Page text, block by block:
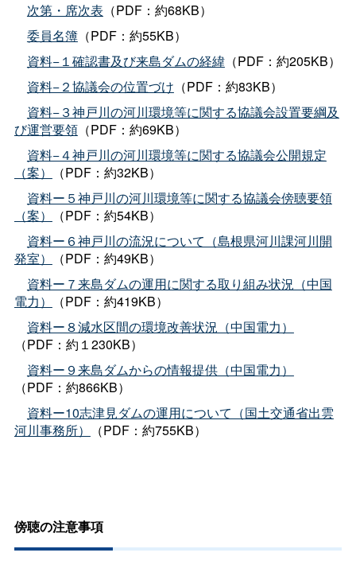
次第・席次表 （PDF：約68KB）
委員名簿（PDF：約55KB）
資料−１確認書及び来島ダムの経緯（PDF：約205KB）
資料−２協議会の位置づけ （PDF：約83KB）
資料−３神戸川の河川環境等に関する協議会設置要綱及
び運営要領（PDF：約69KB）
資料−４神戸川の河川環境等に関する協議会公開規定
（案）
（PDF：約32KB）
資料ー５神戸川の河川環境等に関する協議会傍聴要領
（案）
（PDF：約54KB）
資料ー６神戸川の流況について（島根県河川課河川開
発室）
（PDF：約49KB）
資料ー７来島ダムの運用に関する取り組み状況（中国
電力）
（PDF：約419KB）
資料ー８減水区間の環境改善状況（中国電力）
（PDF：約１230KB）
資料ー９来島ダムからの情報提供（中国電力）
（PDF：約866KB）
資料ー10志津見ダムの運用について（国土交通省出雲
河川事務所）
（PDF：約755KB）
傍聴の注意事項